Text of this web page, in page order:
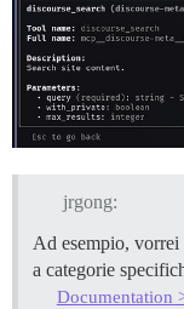
jrgong:
Ad esempio,
a categorie
Documentation